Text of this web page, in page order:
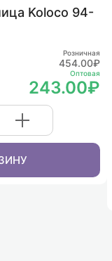
Koloco 94-
Оптовая
243.00₽
Розничная
454.00₽